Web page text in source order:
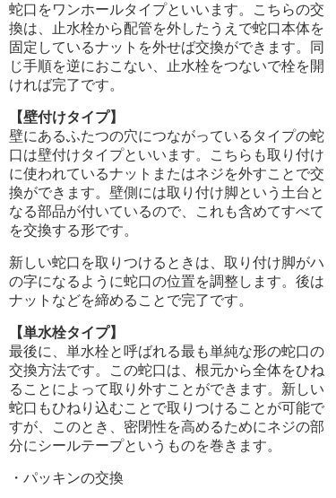
蛇口をワンホールタイプといいます。こちらの交
換は、止水栓から配管を外したうえで蛇口本体を
固定しているナットを外せば交換ができます。同
じ手順を逆におこない、止水栓をつないで栓を開
ければ完了です。
【壁付けタイプ】
壁にあるふたつの穴につながっているタイプの蛇
口は壁付けタイプといいます。こちらも取り付け
に使われているナットまたはネジを外すことで交
換ができます。壁側には取り付け脚という土台と
なる部品が付いているので、これも含めてすべて
を交換する形です。
新しい蛇口を取りつけるときは、取り付け脚がハ
の字になるように蛇口の位置を調整します。後は
ナットなどを締めることで完了です。
【単水栓タイプ】
最後に、単水栓と呼ばれる最も単純な形の蛇口の
交換方法です。この蛇口は、根元から全体をひね
ることによって取り外すことができます。新しい
蛇口もひねり込むことで取りつけることが可能で
すが、このとき、密閉性を高めるためにネジの部
分にシールテープというものを巻きます。
・パッキンの交換